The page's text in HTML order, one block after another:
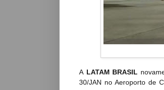
A LATAM BRASIL
30/JAN no Aeroporto de